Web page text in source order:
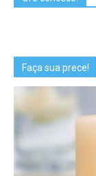
Faça sua prece!